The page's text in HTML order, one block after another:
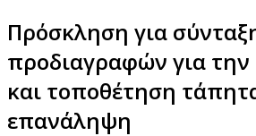
Πρόσκληση για
προδιαγραφών για
και τοποθέτηση
επανάληψη